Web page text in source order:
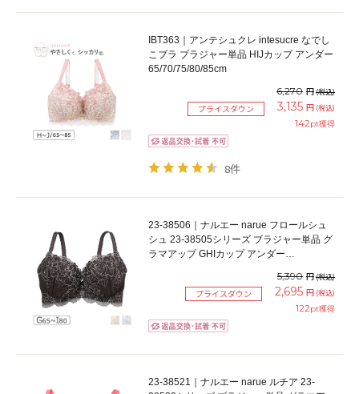
IBT363｜アンテシュクレ intesucre なでし
こブラ ブラジャー単品 HIJカップ アンダー
65/70/75/80/85cm
6,270 円(税込)
プライスダウン 3,135 円 (税込)
142pt獲得
8件
23-38506｜ナルエー narue フロールシュ
シュ 23-38505シリーズ ブラジャー単品 グ
ラマアップ GHIカップ アンダー
5,390 円(税込)
プライスダウン 2,695 円 (税込)
122pt獲得
23-38521｜ナルエー narue ルチア 23-